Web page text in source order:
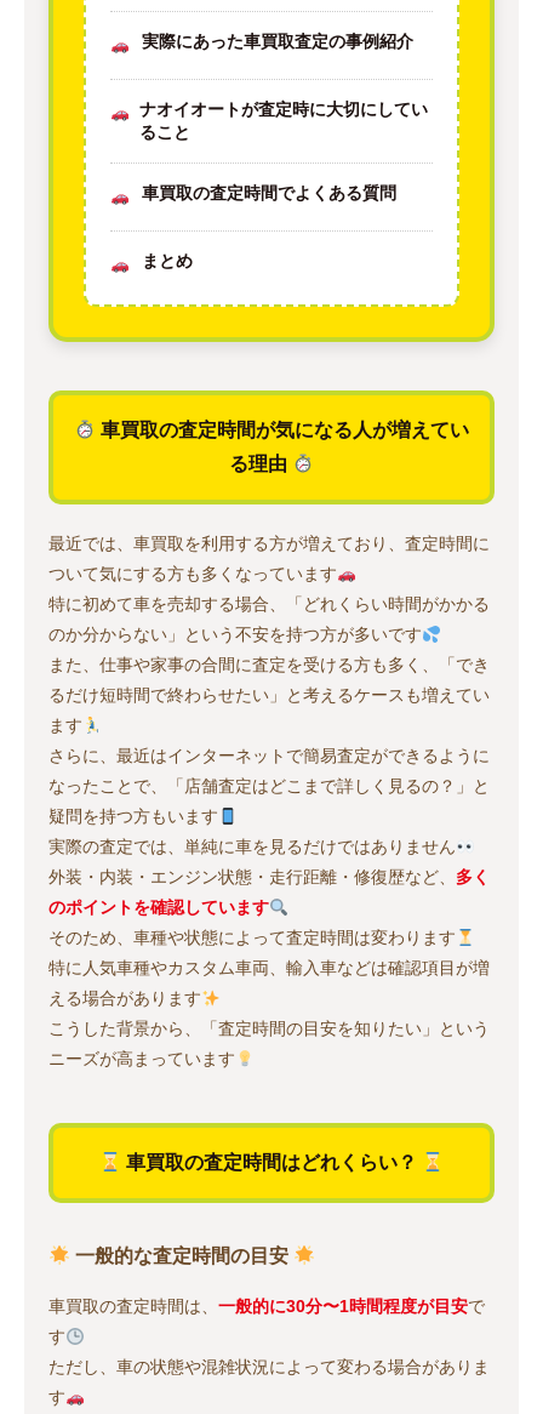
実際にあった車買取査定の事例紹介
ナオイオートが査定時に大切にしてい
ること
車買取の査定時間でよくある質問
まとめ
車買取の査定時間が気になる人が増えてい
る理由
最近では、車買取を利用する方が増えており、査定時間に
ついて気にする方も多くなっています
特に初めて車を売却する場合、「どれくらい時間がかかる
のか分からない」という不安を持つ方が多いです
また、仕事や家事の合間に査定を受ける方も多く、「でき
るだけ短時間で終わらせたい」と考えるケースも増えてい
ます
さらに、最近はインターネットで簡易査定ができるように
なったことで、「店舗査定はどこまで詳しく見るの？」と
疑問を持つ方もいます
実際の査定では、単純に車を見るだけではありません
外装・内装・エンジン状態・走行距離・修復歴など、 多く
のポイントを確認しています
そのため、車種や状態によって査定時間は変わります
特に人気車種やカスタム車両、輸入車などは確認項目が増
える場合があります
こうした背景から、「査定時間の目安を知りたい」という
ニーズが高まっています
車買取の査定時間はどれくらい？
一般的な査定時間の目安
車買取の査定時間は、 一般的に30分〜1時間程度が目安で
す
ただし、車の状態や混雑状況によって変わる場合がありま
す